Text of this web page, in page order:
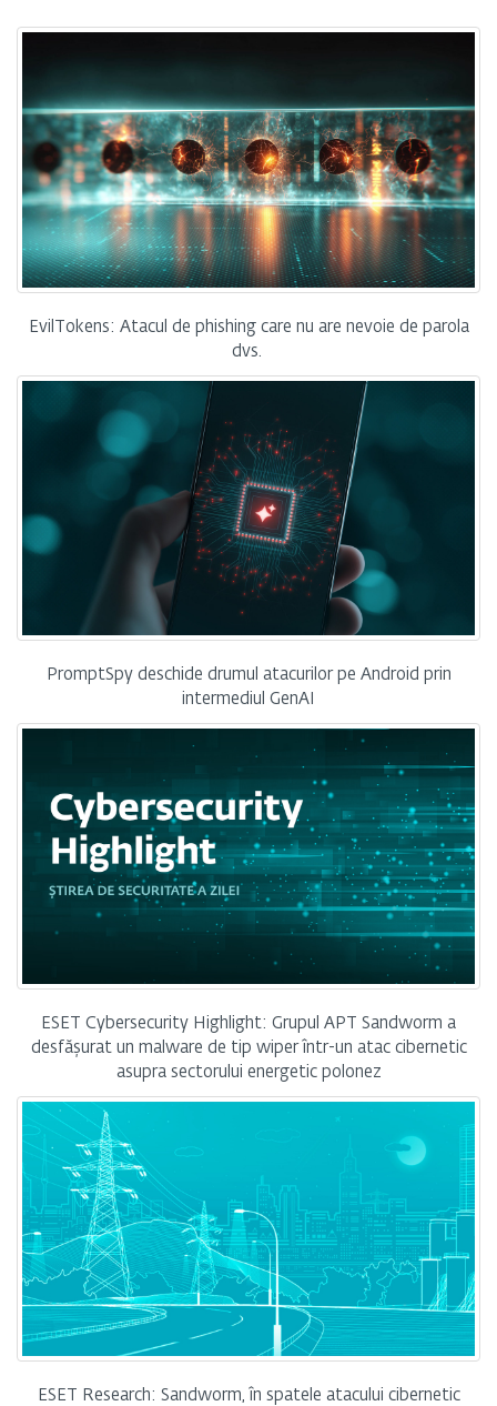
EvilTokens: Atacul de phishing care nu are nevoie de parola
dvs.
PromptSpy deschide drumul atacurilor pe Android prin
intermediul GenAI
ESET Cybersecurity Highlight: Grupul APT Sandworm a
desfășurat un malware de tip wiper într-un atac cibernetic
asupra sectorului energetic polonez
ESET Research: Sandworm, în spatele atacului cibernetic